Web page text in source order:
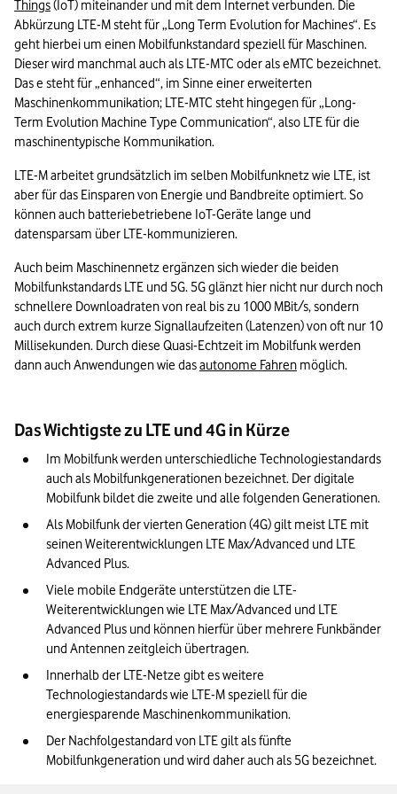
Things (IoT) miteinander und mit dem Internet verbunden. Die
Abkürzung LTE-M steht für „Long Term Evolution for Machines“. Es
geht hierbei um einen Mobilfunkstandard speziell für Maschinen.
Dieser wird manchmal auch als LTE-MTC oder als eMTC bezeichnet.
Das e steht für „enhanced“, im Sinne einer erweiterten
Maschinenkommunikation; LTE-MTC steht hingegen für „Long-
Term Evolution Machine Type Communication“, also LTE für die
maschinentypische Kommunikation.
LTE-M arbeitet grundsätzlich im selben Mobilfunknetz wie LTE, ist
aber für das Einsparen von Energie und Bandbreite optimiert. So
können auch batteriebetriebene IoT-Geräte lange und
datensparsam über LTE-kommunizieren.
Auch beim Maschinennetz ergänzen sich wieder die beiden
Mobilfunkstandards LTE und 5G. 5G glänzt hier nicht nur durch noch
schnellere Downloadraten von real bis zu 1000 MBit/s, sondern
auch durch extrem kurze Signallaufzeiten (Latenzen) von oft nur 10
Millisekunden. Durch diese Quasi-Echtzeit im Mobilfunk werden
dann auch Anwendungen wie das autonome Fahren möglich.
Das Wichtigste zu LTE und 4G in Kürze
Im Mobilfunk werden unterschiedliche Technologiestandards
auch als Mobilfunkgenerationen bezeichnet. Der digitale
Mobilfunk bildet die zweite und alle folgenden Generationen.
Als Mobilfunk der vierten Generation (4G) gilt meist LTE mit
seinen Weiterentwicklungen LTE Max/Advanced und LTE
Advanced Plus.
Viele mobile Endgeräte unterstützen die LTE-
Weiterentwicklungen wie LTE Max/Advanced und LTE
Advanced Plus und können hierfür über mehrere Funkbänder
und Antennen zeitgleich übertragen.
Innerhalb der LTE-Netze gibt es weitere
Technologiestandards wie LTE-M speziell für die
energiesparende Maschinenkommunikation.
Der Nachfolgestandard von LTE gilt als fünfte
Mobilfunkgeneration und wird daher auch als 5G bezeichnet.